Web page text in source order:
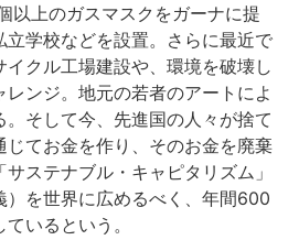
以上のガスマスクをガーナに提
学校などを設置。さらに最近で
クル工場建設や、環境を破壊し
ンジ。地元の若者のアートによ
。そして今、先進国の人々が捨て
じてお金を作り、そのお金を廃棄
ステナブル・キャピタリズム」
）を世界に広めるべく、年間600
いるという。